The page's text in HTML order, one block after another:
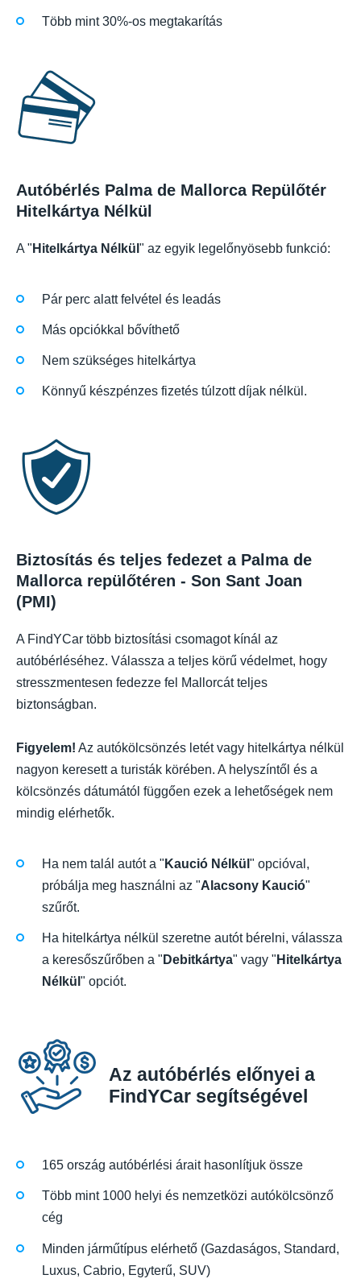
Több mint 30%-os megtakarítás
Autóbérlés Palma de Mallorca Repülőtér
Hitelkártya Nélkül
A " Hitelkártya Nélkül " az egyik legelőnyösebb funkció:
Pár perc alatt felvétel és leadás
Más opciókkal bővíthető
Nem szükséges hitelkártya
Könnyű készpénzes fizetés túlzott díjak nélkül.
Biztosítás és teljes fedezet a Palma de
Mallorca repülőtéren - Son Sant Joan
(PMI)
A FindYCar több biztosítási csomagot kínál az
autóbérléséhez. Válassza a teljes körű védelmet, hogy
stresszmentesen fedezze fel Mallorcát teljes
biztonságban.
Figyelem! Az autókölcsönzés letét vagy hitelkártya nélkül
nagyon keresett a turisták körében. A helyszíntől és a
kölcsönzés dátumától függően ezek a lehetőségek nem
mindig elérhetők.
Ha nem talál autót a " Kaució Nélkül " opcióval,
próbálja meg használni az "Alacsony Kaució"
szűrőt.
Ha hitelkártya nélkül szeretne autót bérelni, válassza
a keresőszűrőben a " Debitkártya" vagy " Hitelkártya
Nélkül " opciót.
Az autóbérlés előnyei a
FindYCar segítségével
165 ország autóbérlési árait hasonlítjuk össze
Több mint 1000 helyi és nemzetközi autókölcsönző
cég
Minden járműtípus elérhető (Gazdaságos, Standard,
Luxus, Cabrio, Egyterű, SUV)